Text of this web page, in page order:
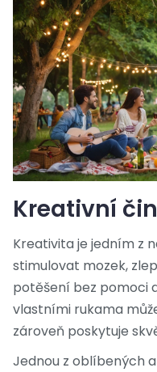
Kreativní
Kreativita je jedním z
stimulovat mozek,
potěšení bez pomoci
vlastními rukama
zároveň poskytuje
Jednou z oblíbených